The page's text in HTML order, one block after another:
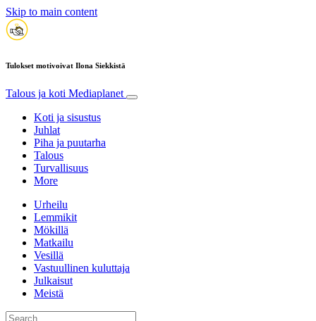
Skip to main content
Tulokset motivoivat Ilona Siekkistä
Talous ja koti Mediaplanet
Koti ja sisustus
Juhlat
Piha ja puutarha
Talous
Turvallisuus
More
Urheilu
Lemmikit
Mökillä
Matkailu
Vesillä
Vastuullinen kuluttaja
Julkaisut
Meistä